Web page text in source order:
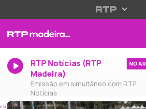
RTP Notícias (RTP
Madeira)
Emissão em simultâneo com RTP
Notícias
NO AR